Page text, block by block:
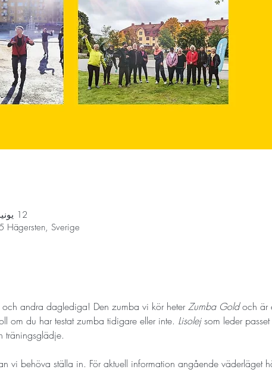
12 يونيو 2025، 11:00 ص – 30 أكتوبر 2025، 12:00 م
Hägersten, Sverige
och andra daglediga! Den zumba vi kör heter Zumba Gold och är
om du har testat zumba tidigare eller inte. Lisolej som leder
träningsglädje.
vi behöva ställa in. För aktuell information angående väderläget